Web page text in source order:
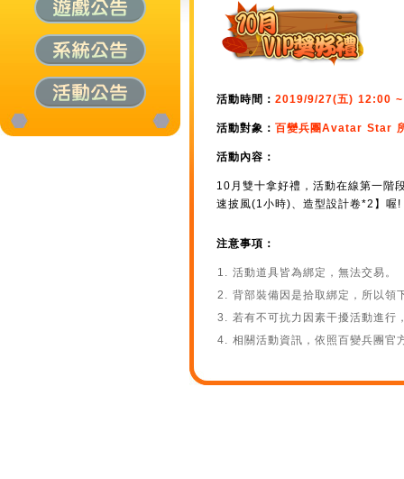
活動時間： 2019/9/27(五) 12:00
活動對象： 百變兵團Avatar Star
活動內容：
10月雙十拿好禮，活動在線第一階
速披風(1小時)、造型設計卷*2】喔!
注意事項：
活動道具皆為綁定，無法交易。
背部裝備因是拾取綁定，所以領
若有不可抗力因素干擾活動進行
相關活動資訊，依照百變兵團官